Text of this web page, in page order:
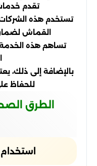
تقدم
تستخدم هذه
القماش لضمان
تساهم هذه الخدمة
بالإضافة إلى ذلك،
للحفاظ
الطرق